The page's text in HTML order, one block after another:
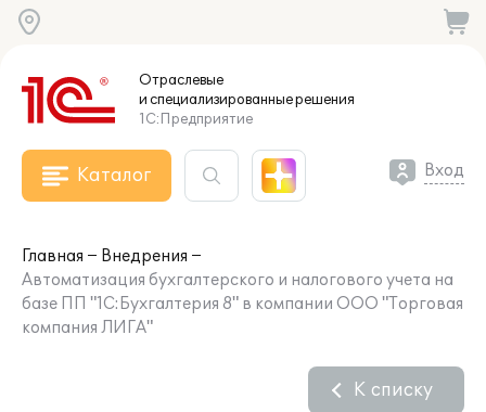
Отраслевые
и специализированныерешения
1С:Предприятие
Каталог Вход
Главная
Внедрения
Автоматизация бухгалтерского и налогового учета на
базе ПП "1С:Бухгалтерия 8" в компании ООО "Торговая
компания ЛИГА"
К списку